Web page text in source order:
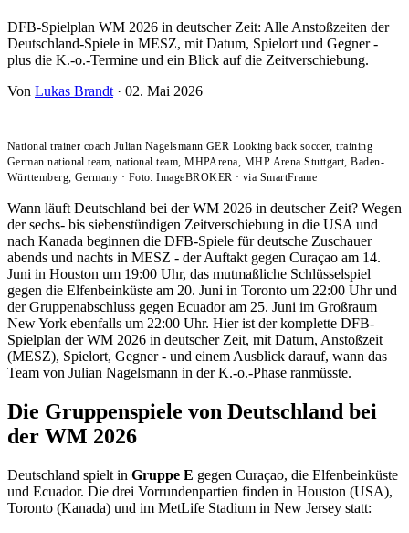
DFB-Spielplan WM 2026 in deutscher Zeit: Alle Anstoßzeiten der
Deutschland-Spiele in MESZ, mit Datum, Spielort und Gegner -
plus die K.-o.-Termine und ein Blick auf die Zeitverschiebung.
Von Lukas Brandt · 02. Mai 2026
National trainer coach Julian Nagelsmann GER Looking back soccer, training
German national team, national team, MHPArena, MHP Arena Stuttgart, Baden-
Württemberg, Germany · Foto: ImageBROKER · via SmartFrame
Wann läuft Deutschland bei der WM 2026 in deutscher Zeit? Wegen
der sechs- bis siebenstündigen Zeitverschiebung in die USA und
nach Kanada beginnen die DFB-Spiele für deutsche Zuschauer
abends und nachts in MESZ - der Auftakt gegen Curaçao am 14.
Juni in Houston um 19:00 Uhr, das mutmaßliche Schlüsselspiel
gegen die Elfenbeinküste am 20. Juni in Toronto um 22:00 Uhr und
der Gruppenabschluss gegen Ecuador am 25. Juni im Großraum
New York ebenfalls um 22:00 Uhr. Hier ist der komplette DFB-
Spielplan der WM 2026 in deutscher Zeit, mit Datum, Anstoßzeit
(MESZ), Spielort, Gegner - und einem Ausblick darauf, wann das
Team von Julian Nagelsmann in der K.-o.-Phase ranmüsste.
Die Gruppenspiele von Deutschland bei
der WM 2026
Deutschland spielt in Gruppe E gegen Curaçao, die Elfenbeinküste
und Ecuador. Die drei Vorrundenpartien finden in Houston (USA),
Toronto (Kanada) und im MetLife Stadium in New Jersey statt: